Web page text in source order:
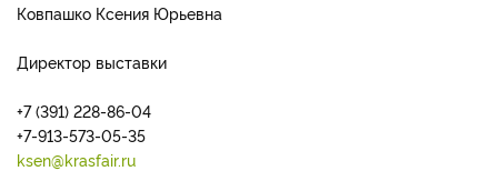
Ковпашко Ксения Юрьевна
Директор выставки
+7 (391) 228-86-04
+7-913-573-05-35
ksen@krasfair.ru